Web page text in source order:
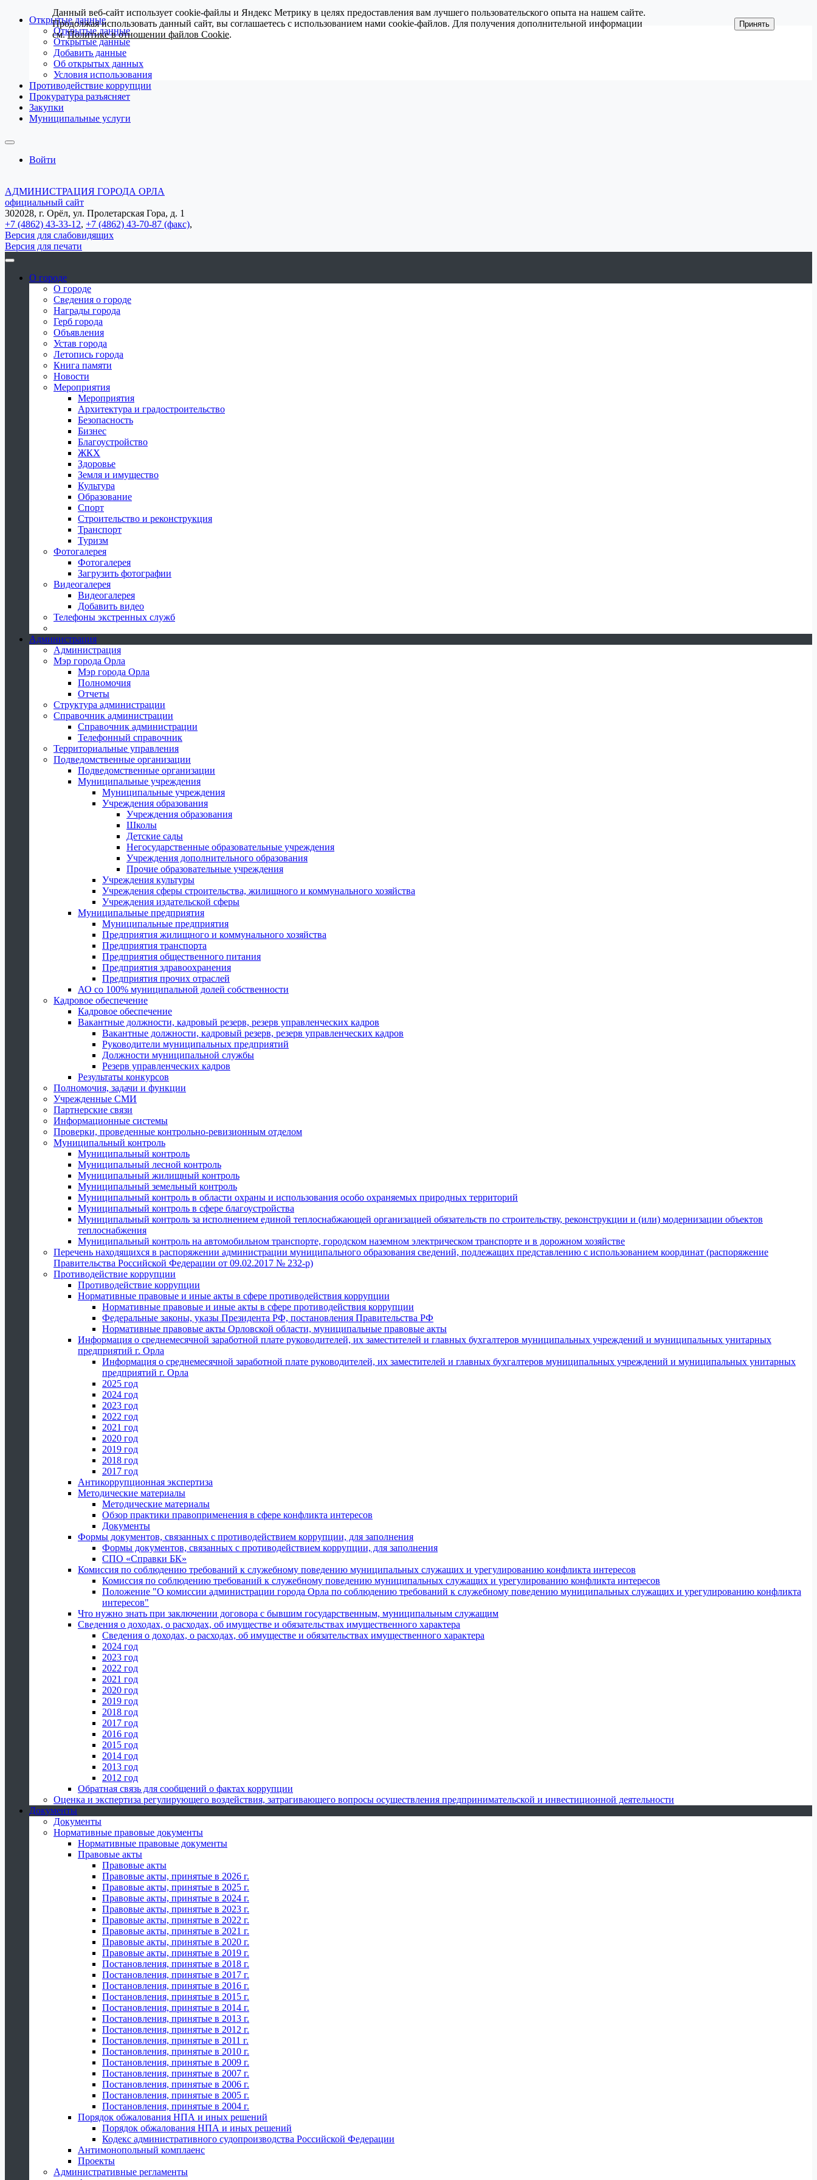
Открытые данные
Открытые данные
Открытые данные
Добавить данные
Об открытых данных
Условия использования
Противодействие коррупции
Прокуратура разъясняет
Закупки
Муниципальные услуги
Войти
АДМИНИСТРАЦИЯ ГОРОДА ОРЛА
официальный сайт
302028, г. Орёл, ул. Пролетарская Гора, д. 1
+7 (4862) 43-33-12, +7 (4862) 43-70-87 (факс),
Версия для слабовидящих
Версия для печати
О городе
О городе
Сведения о городе
Награды города
Герб города
Объявления
Устав города
Летопись города
Книга памяти
Новости
Мероприятия
Мероприятия
Архитектура и градостроительство
Безопасность
Бизнес
Благоустройство
ЖКХ
Здоровье
Земля и имущество
Культура
Образование
Спорт
Строительство и реконструкция
Транспорт
Туризм
Фотогалерея
Фотогалерея
Загрузить фотографии
Видеогалерея
Видеогалерея
Добавить видео
Телефоны экстренных служб
Администрация
Администрация
Мэр города Орла
Мэр города Орла
Полномочия
Отчеты
Структура администрации
Справочник администрации
Справочник администрации
Телефонный справочник
Территориальные управления
Подведомственные организации
Подведомственные организации
Муниципальные учреждения
Муниципальные учреждения
Учреждения образования
Учреждения образования
Школы
Детские сады
Негосударственные образовательные учреждения
Учреждения дополнительного образования
Прочие образовательные учреждения
Учреждения культуры
Учреждения сферы строительства, жилищного и коммунального хозяйства
Учреждения издательской сферы
Муниципальные предприятия
Муниципальные предприятия
Предприятия жилищного и коммунального хозяйства
Предприятия транспорта
Предприятия общественного питания
Предприятия здравоохранения
Предприятия прочих отраслей
АО со 100% муниципальной долей собственности
Кадровое обеспечение
Кадровое обеспечение
Вакантные должности, кадровый резерв, резерв управленческих кадров
Вакантные должности, кадровый резерв, резерв управленческих кадров
Руководители муниципальных предприятий
Должности муниципальной службы
Резерв управленческих кадров
Результаты конкурсов
Полномочия, задачи и функции
Учрежденные СМИ
Партнерские связи
Информационные системы
Проверки, проведенные контрольно-ревизионным отделом
Муниципальный контроль
Муниципальный контроль
Муниципальный лесной контроль
Муниципальный жилищный контроль
Муниципальный земельный контроль
Муниципальный контроль в области охраны и использования особо охраняемых природных территорий
Муниципальный контроль в сфере благоустройства
Муниципальный контроль за исполнением единой теплоснабжающей организацией обязательств по строительству, реконструкции и (или) модернизации объектов
теплоснабжения
Муниципальный контроль на автомобильном транспорте, городском наземном электрическом транспорте и в дорожном хозяйстве
Перечень находящихся в распоряжении администрации муниципального образования сведений, подлежащих представлению с использованием координат (распоряжение
Правительства Российской Федерации от 09.02.2017 № 232-р)
Противодействие коррупции
Противодействие коррупции
Нормативные правовые и иные акты в сфере противодействия коррупции
Нормативные правовые и иные акты в сфере противодействия коррупции
Федеральные законы, указы Президента РФ, постановления Правительства РФ
Нормативные правовые акты Орловской области, муниципальные правовые акты
Информация о среднемесячной заработной плате руководителей, их заместителей и главных бухгалтеров муниципальных учреждений и муниципальных унитарных
предприятий г. Орла
Информация о среднемесячной заработной плате руководителей, их заместителей и главных бухгалтеров муниципальных учреждений и муниципальных унитарных
предприятий г. Орла
2025 год
2024 год
2023 год
2022 год
2021 год
2020 год
2019 год
2018 год
2017 год
Антикоррупционная экспертиза
Методические материалы
Методические материалы
Обзор практики правоприменения в сфере конфликта интересов
Документы
Формы документов, связанных с противодействием коррупции, для заполнения
Формы документов, связанных с противодействием коррупции, для заполнения
СПО «Справки БК»
Комиссия по соблюдению требований к служебному поведению муниципальных служащих и урегулированию конфликта интересов
Комиссия по соблюдению требований к служебному поведению муниципальных служащих и урегулированию конфликта интересов
Положение "О комиссии администрации города Орла по соблюдению требований к служебному поведению муниципальных служащих и урегулированию конфликта
интересов"
Что нужно знать при заключении договора с бывшим государственным, муниципальным служащим
Сведения о доходах, о расходах, об имуществе и обязательствах имущественного характера
Сведения о доходах, о расходах, об имуществе и обязательствах имущественного характера
2024 год
2023 год
2022 год
2021 год
2020 год
2019 год
2018 год
2017 год
2016 год
2015 год
2014 год
2013 год
2012 год
Обратная связь для сообщений о фактах коррупции
Оценка и экспертиза регулирующего воздействия, затрагивающего вопросы осуществления предпринимательской и инвестиционной деятельности
Документы
Документы
Нормативные правовые документы
Нормативные правовые документы
Правовые акты
Правовые акты
Правовые акты, принятые в 2026 г.
Правовые акты, принятые в 2025 г.
Правовые акты, принятые в 2024 г.
Правовые акты, принятые в 2023 г.
Правовые акты, принятые в 2022 г.
Правовые акты, принятые в 2021 г.
Правовые акты, принятые в 2020 г.
Правовые акты, принятые в 2019 г.
Постановления, принятые в 2018 г.
Постановления, принятые в 2017 г.
Постановления, принятые в 2016 г.
Постановления, принятые в 2015 г.
Постановления, принятые в 2014 г.
Постановления, принятые в 2013 г.
Постановления, принятые в 2012 г.
Постановления, принятые в 2011 г.
Постановления, принятые в 2010 г.
Постановления, принятые в 2009 г.
Постановления, принятые в 2007 г.
Постановления, принятые в 2006 г.
Постановления, принятые в 2005 г.
Постановления, принятые в 2004 г.
Порядок обжалования НПА и иных решений
Порядок обжалования НПА и иных решений
Кодекс административного судопроизводства Российской Федерации
Антимонопольный комплаенс
Проекты
Административные регламенты
Данный веб-сайт использует cookie-файлы и Яндекс Метрику в целях предоставления вам лучшего пользовательского опыта на нашем сайте.
Продолжая использовать данный сайт, вы соглашаетесь с использованием нами cookie-файлов. Для получения дополнительной информации
см.Политике в отношении файлов Cookie.
Принять